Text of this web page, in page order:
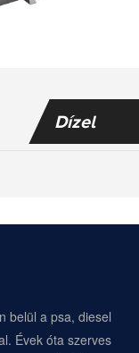
Dízel
belül a psa, diesel
Évek óta szerves